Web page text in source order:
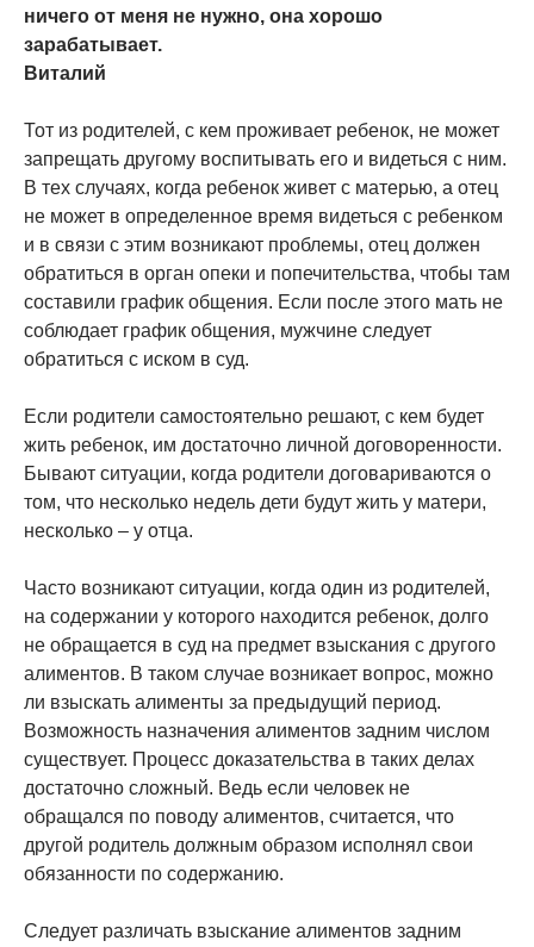
ничего от меня не нужно, она хорошо
зарабатывает.
Виталий
Тот из родителей, с кем проживает ребенок, не может
запрещать другому воспитывать его и видеться с ним.
В тех случаях, когда ребенок живет с матерью, а отец
не может в определенное время видеться с ребенком
и в связи с этим возникают проблемы, отец должен
обратиться в орган опеки и попечительства, чтобы там
составили график общения. Если после этого мать не
соблюдает график общения, мужчине следует
обратиться с иском в суд.
Если родители самостоятельно решают, с кем будет
жить ребенок, им достаточно личной договоренности.
Бывают ситуации, когда родители договариваются о
том, что несколько недель дети будут жить у матери,
несколько – у отца.
Часто возникают ситуации, когда один из родителей,
на содержании у которого находится ребенок, долго
не обращается в суд на предмет взыскания с другого
алиментов. В таком случае возникает вопрос, можно
ли взыскать алименты за предыдущий период.
Возможность назначения алиментов задним числом
существует. Процесс доказательства в таких делах
достаточно сложный. Ведь если человек не
обращался по поводу алиментов, считается, что
другой родитель должным образом исполнял свои
обязанности по содержанию.
Следует различать взыскание алиментов задним